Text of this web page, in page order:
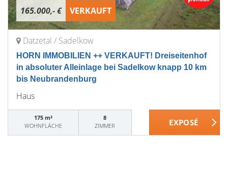
165.000,- € VERKAUFT
Datzetal / Sadelkow
HORN IMMOBILIEN ++ VERKAUFT! Dreiseitenhof
in absoluter Alleinlage bei Sadelkow knapp 10 km
bis Neubrandenburg
Haus
175 m²
WOHNFLÄCHE
8
ZIMMER